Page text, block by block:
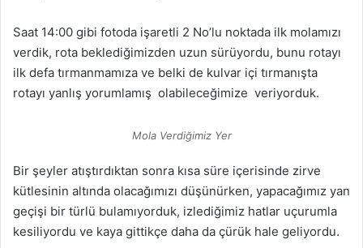
Saat 14:00 gibi fotoda işaretli 2 No’lu noktada ilk molamızı
verdik, rota beklediğimizden uzun sürüyordu, bunu rotayı
ilk defa tırmanmamıza ve belki de kulvar içi tırmanışta
rotayı yanlış yorumlamış olabileceğimize veriyorduk.
Mola Verdiğimiz Yer
Bir şeyler atıştırdıktan sonra kısa süre içerisinde zirve
kütlesinin altında olacağımızı düşünürken, yapacağımız yan
geçişi bir türlü bulamıyorduk, izlediğimiz hatlar uçurumla
kesiliyordu ve kaya gittikçe daha da çürük hale geliyordu.